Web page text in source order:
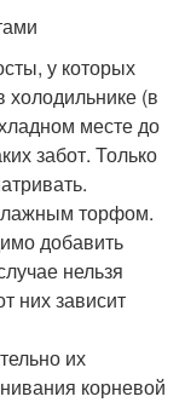
у которых
холодильнике (в
месте до
забот. Только
торфом.
добавить
нельзя
них зависит
их
корневой